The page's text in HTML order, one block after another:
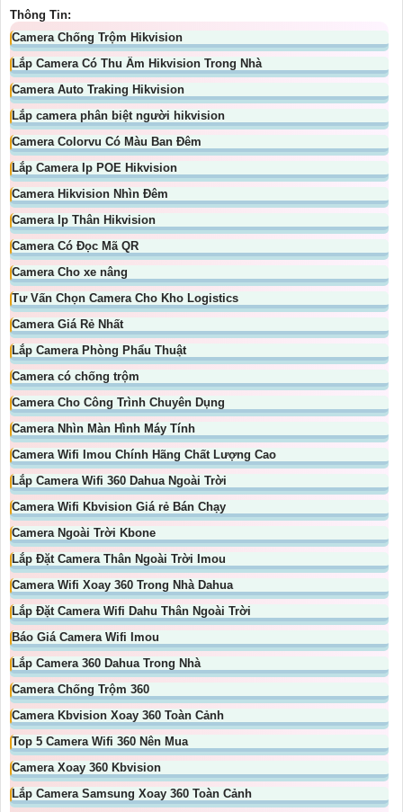
Thông Tin:
Camera Chống Trộm Hikvision
Lắp Camera Có Thu Âm Hikvision Trong Nhà
Camera Auto Traking Hikvision
Lắp camera phân biệt người hikvision
Camera Colorvu Có Màu Ban Đêm
Lắp Camera Ip POE Hikvision
Camera Hikvision Nhìn Đêm
Camera Ip Thân Hikvision
Camera Có Đọc Mã QR
Camera Cho xe nâng
Tư Vấn Chọn Camera Cho Kho Logistics
Camera Giá Rẻ Nhất
Lắp Camera Phòng Phẩu Thuật
Camera có chống trộm
Camera Cho Công Trình Chuyên Dụng
Camera Nhìn Màn Hình Máy Tính
Camera Wifi Imou Chính Hãng Chất Lượng Cao
Lắp Camera Wifi 360 Dahua Ngoài Trời
Camera Wifi Kbvision Giá rẻ Bán Chạy
Camera Ngoài Trời Kbone
Lắp Đặt Camera Thân Ngoài Trời Imou
Camera Wifi Xoay 360 Trong Nhà Dahua
Lắp Đặt Camera Wifi Dahu Thân Ngoài Trời
Báo Giá Camera Wifi Imou
Lắp Camera 360 Dahua Trong Nhà
Camera Chống Trộm 360
Camera Kbvision Xoay 360 Toàn Cảnh
Top 5 Camera Wifi 360 Nên Mua
Camera Xoay 360 Kbvision
Lắp Camera Samsung Xoay 360 Toàn Cảnh